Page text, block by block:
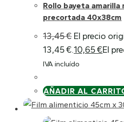
Rollo bayeta amarilla
precortada 40x38cm
13,45€ El precio
13,45 €.10,65€El
IVA incluído
AÑADIR AL